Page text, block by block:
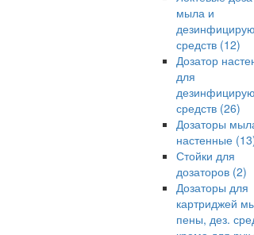
мыла и
средств (12)
Дозатор
для
средств (26)
Дозаторы
настенные
Стойки для
дозаторов (2)
Дозаторы для
картриджей
пены, дез.